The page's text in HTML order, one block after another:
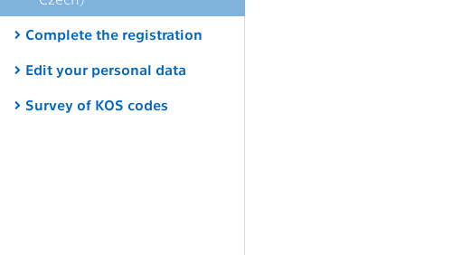
Complete the registration
Edit your personal data
Survey of KOS codes